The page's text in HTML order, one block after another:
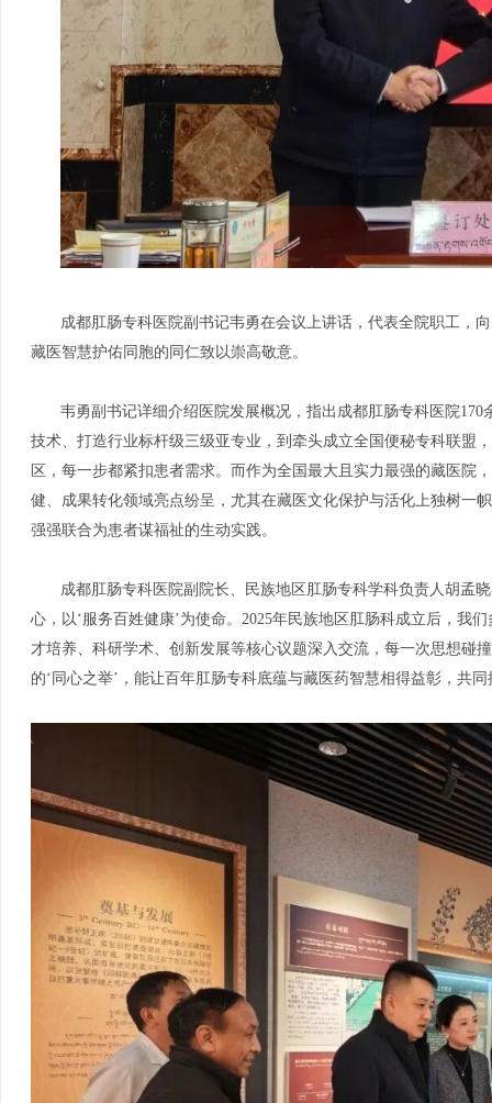
成都肛肠专科医院副书记韦勇在会议上讲话，代表全院职工，
藏医智慧护佑同胞的同仁致以崇高敬意。
韦勇副书记详细介绍医院发展概况，指出成都肛肠专科医院170
技术、打造行业标杆级三级亚专业，到牵头成立全国便秘专科联盟
区，每一步都紧扣患者需求。而作为全国最大且实力最强的藏医院
健、成果转化领域亮点纷呈，尤其在藏医文化保护与活化上独树一
强强联合为患者谋福祉的生动实践。
成都肛肠专科医院副院长、民族地区肛肠专科学科负责人胡孟
心，以‘服务百姓健康’为使命。2025年民族地区肛肠科成立后，我
才培养、科研学术、创新发展等核心议题深入交流，每一次思想碰
的‘同心之举’，能让百年肛肠专科底蕴与藏医药智慧相得益彰，共